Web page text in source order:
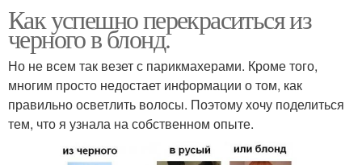
Как успешно перекраситься из
черного в блонд.
Но не всем так везет с парикмахерами. Кроме того,
многим просто недостает информации о том, как
правильно осветлить волосы. Поэтому хочу поделиться
тем, что я узнала на собственном опыте.